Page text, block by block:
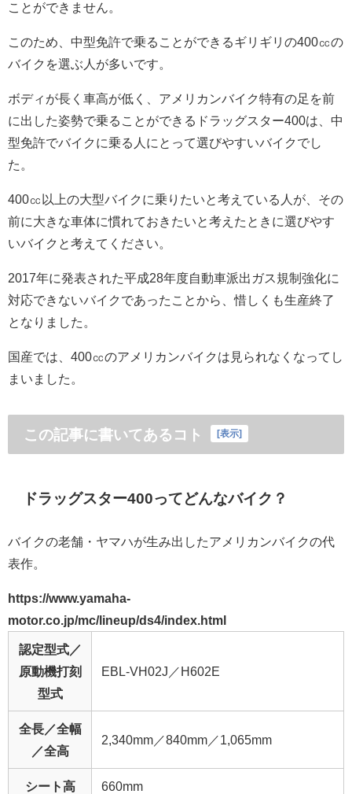
ことができません。
このため、中型免許で乗ることができるギリギリの400㏄の
バイクを選ぶ人が多いです。
ボディが長く車高が低く、アメリカンバイク特有の足を前
に出した姿勢で乗ることができるドラッグスター400は、中
型免許でバイクに乗る人にとって選びやすいバイクでし
た。
400㏄以上の大型バイクに乗りたいと考えている人が、その
前に大きな車体に慣れておきたいと考えたときに選びやす
いバイクと考えてください。
2017年に発表された平成28年度自動車派出ガス規制強化に
対応できないバイクであったことから、惜しくも生産終了
となりました。
国産では、400㏄のアメリカンバイクは見られなくなってし
まいました。
この記事に書いてあるコト [表示]
ドラッグスター400ってどんなバイク？
バイクの老舗・ヤマハが生み出したアメリカンバイクの代
表作。
https://www.yamaha-
motor.co.jp/mc/lineup/ds4/index.html
認定型式／
原動機打刻
型式
EBL-VH02J／H602E
全長／全幅
／全高
2,340mm／840mm／1,065mm
シート高 660mm